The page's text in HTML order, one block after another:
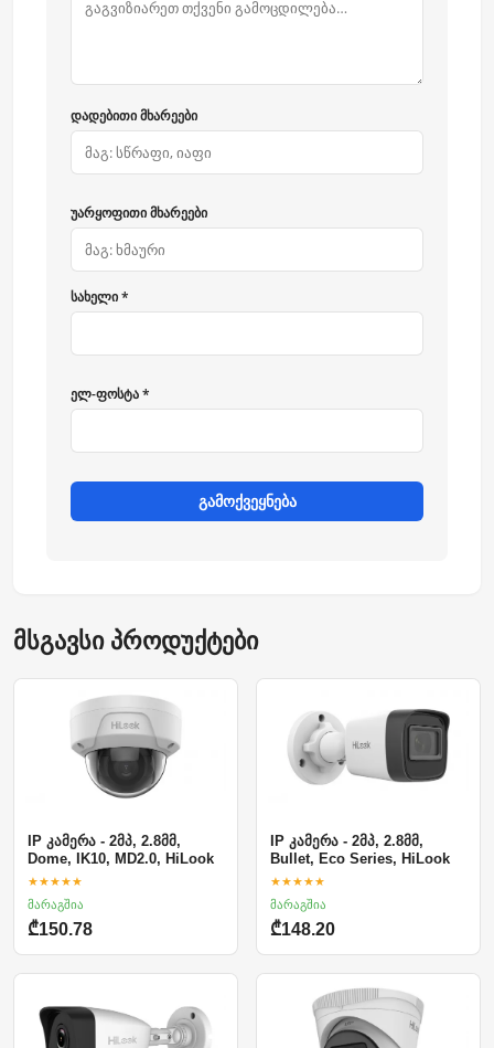
დადებითი მხარეები
უარყოფითი მხარეები
სახელი *
ელ-ფოსტა *
გამოქვეყნება
მსგავსი პროდუქტები
IP კამერა - 2მპ, 2.8მმ,
Dome, IK10, MD2.0, HiLook
★★★★★
მარაგშია
₾150.78
IP კამერა - 2მპ, 2.8მმ,
Bullet, Eco Series, HiLook
★★★★★
მარაგშია
₾148.20